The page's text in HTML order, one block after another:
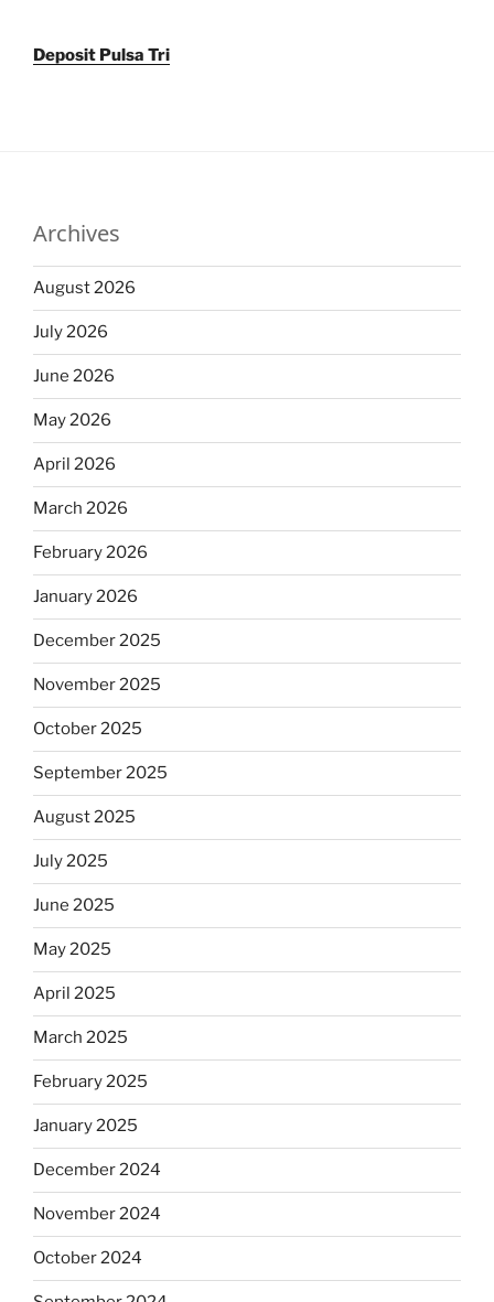
Deposit Pulsa Tri
Archives
August 2026
July 2026
June 2026
May 2026
April 2026
March 2026
February 2026
January 2026
December 2025
November 2025
October 2025
September 2025
August 2025
July 2025
June 2025
May 2025
April 2025
March 2025
February 2025
January 2025
December 2024
November 2024
October 2024